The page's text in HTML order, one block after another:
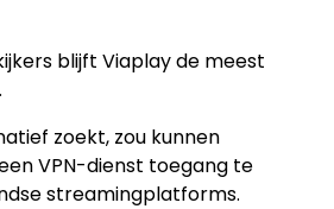
blijft Viaplay de meest
zoekt, zou kunnen
VPN-dienst toegang te
streamingplatforms.